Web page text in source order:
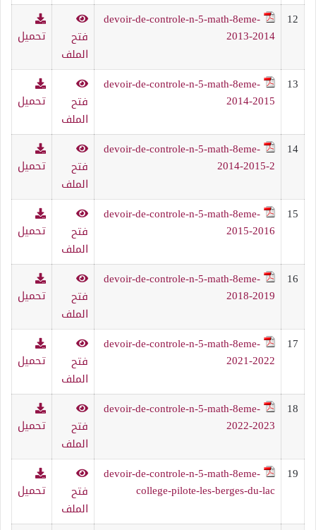
12
devoir-de-controle-n-5-math-8eme-
2013-2014
فتح
الملف
تحميل
13
devoir-de-controle-n-5-math-8eme-
2014-2015
فتح
الملف
تحميل
14
devoir-de-controle-n-5-math-8eme-
2014-2015-2
فتح
الملف
تحميل
15
devoir-de-controle-n-5-math-8eme-
2015-2016
فتح
الملف
تحميل
16
devoir-de-controle-n-5-math-8eme-
2018-2019
فتح
الملف
تحميل
17
devoir-de-controle-n-5-math-8eme-
2021-2022
فتح
الملف
تحميل
18
devoir-de-controle-n-5-math-8eme-
2022-2023
فتح
الملف
تحميل
19
devoir-de-controle-n-5-math-8eme-
college-pilote-les-berges-du-lac
فتح
الملف
تحميل